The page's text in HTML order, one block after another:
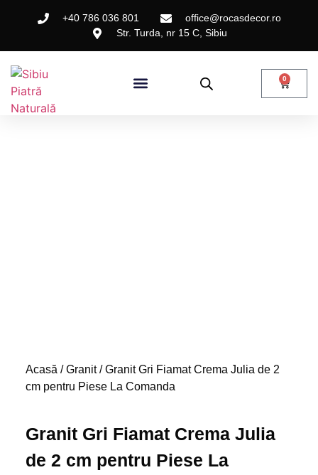
+40 786 036 801
office@rocasdecor.ro
Str. Turda, nr 15 C, Sibiu
0
Acasă /Granit/ Granit Gri Fiamat Crema Julia de 2
cm pentru Piese La Comanda
Granit Gri Fiamat Crema Julia
de 2 cm pentru Piese La